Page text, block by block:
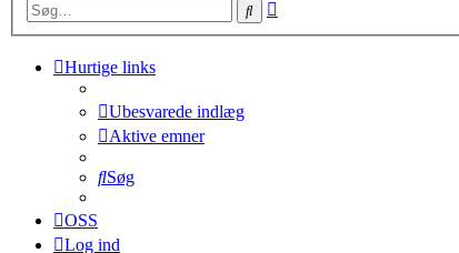
Søg
Hurtige links
Ubesvarede indlæg
Aktive emner
Søg
OSS
Log ind